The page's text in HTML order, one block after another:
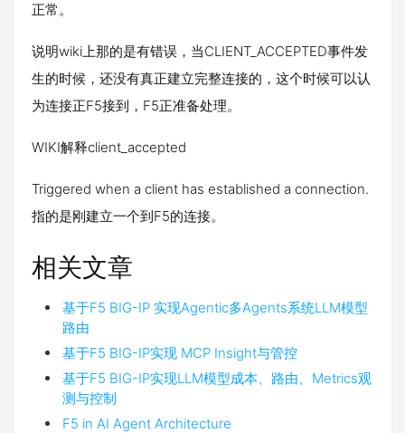
正常。
说明wiki上那的是有错误，当CLIENT_ACCEPTED事件发
生的时候，还没有真正建立完整连接的，这个时候可以认
为连接正F5接到，F5正准备处理。
WIKI解释client_accepted
Triggered when a client has established a connection.
指的是刚建立一个到F5的连接。
相关文章
基于F5 BIG-IP 实现Agentic多Agents系统LLM模型
路由
基于F5 BIG-IP实现 MCP Insight与管控
基于F5 BIG-IP实现LLM模型成本、路由、Metrics观
测与控制
F5 in AI Agent Architecture